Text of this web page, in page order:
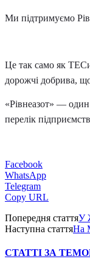
Ми підтримуємо
Це так само як ТЕСи
дорожчі добрива,
«Рівнеазот» — один
перелік
Facebook
WhatsApp
Telegram
Copy URL
Попередня статтяУ
Наступна статтяНа
СТАТТІ ЗА